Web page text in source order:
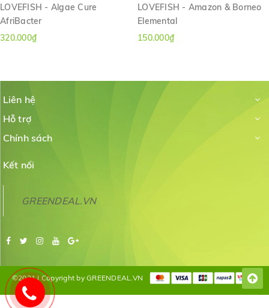
LOVEFISH - Algae Cure
AfriBacter
320.000₫
LOVEFISH - Amazon & Borneo
Elemental
150.000₫
Liên hệ
Hỗ trợ
Chính sách
Kết nối
GREENDEAL.VN
©2021 | Copyright by GREENDEAL.VN